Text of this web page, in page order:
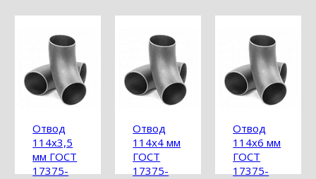
Отвод
114х3,5
мм ГОСТ
17375-
Отвод
114х4 мм
ГОСТ
17375-
Отвод
114х6 мм
ГОСТ
17375-